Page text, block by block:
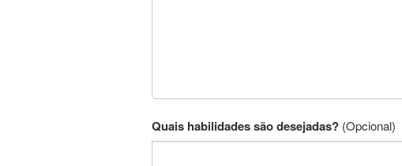
Quais habilidades são desejadas? (Opcional)